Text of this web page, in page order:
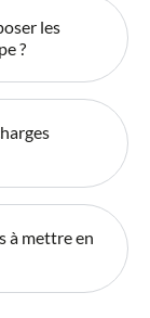
les
?
à mettre en